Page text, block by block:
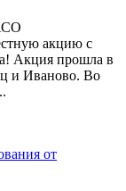
акцию с
Акция прошла в
и Иваново. Во
от